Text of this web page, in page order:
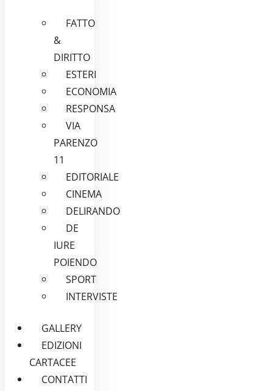
FATTO
&
DIRITTO
ESTERI
ECONOMIA
RESPONSA
VIA
PARENZO
11
EDITORIALE
CINEMA
DELIRANDO
DE
IURE
POIENDO
SPORT
INTERVISTE
GALLERY
EDIZIONI
CARTACEE
CONTATTI